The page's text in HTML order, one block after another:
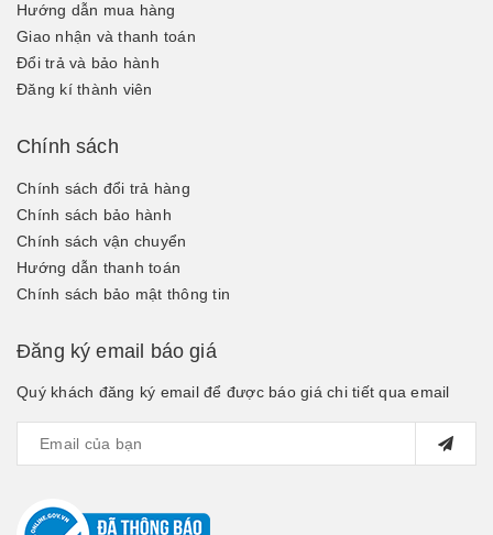
Hướng dẫn mua hàng
Giao nhận và thanh toán
Đổi trả và bảo hành
Đăng kí thành viên
Chính sách
Chính sách đổi trả hàng
Chính sách bảo hành
Chính sách vận chuyển
Hướng dẫn thanh toán
Chính sách bảo mật thông tin
Đăng ký email báo giá
Quý khách đăng ký email để được báo giá chi tiết qua email